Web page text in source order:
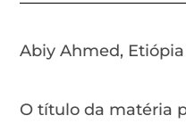
Abiy Ahmed, Etiópia
O título da matéria